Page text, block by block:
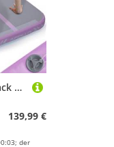
Apollo Air Mat Pro - Air Track Turnmatte für Erwachsene, auch als Gymnastikmatte für Kinder nutzbar, erhältlich in 3m und 4m Länge, aufblasbare Air Matte für zuhause, Outdoor Air Tumbling Matte
139,99 €
der